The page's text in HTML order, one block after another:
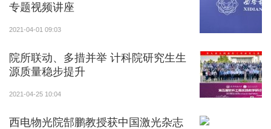
专题视频讲座
2021-04-01 09:03
院所联动、多措并举 计科院研究生生
源质量稳步提升
2021-04-25 10:04
西电物光院郜鹏教授获中国激光杂志